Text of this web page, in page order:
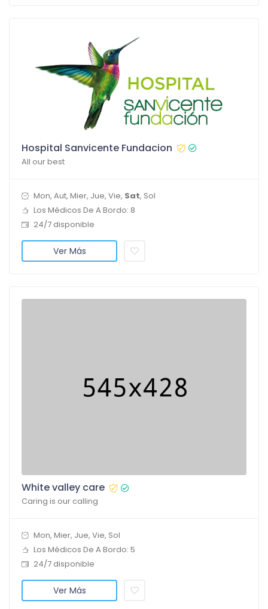
Hospital Sanvicente Fundacion
All our best
Mon, Aut, Mier, Jue, Vie, Sat, Sol
Los Médicos De A Bordo: 8
24/7 disponible
Ver Más
White valley care
Caring is our calling
Mon, Mier, Jue, Vie, Sol
Los Médicos De A Bordo: 5
24/7 disponible
Ver Más